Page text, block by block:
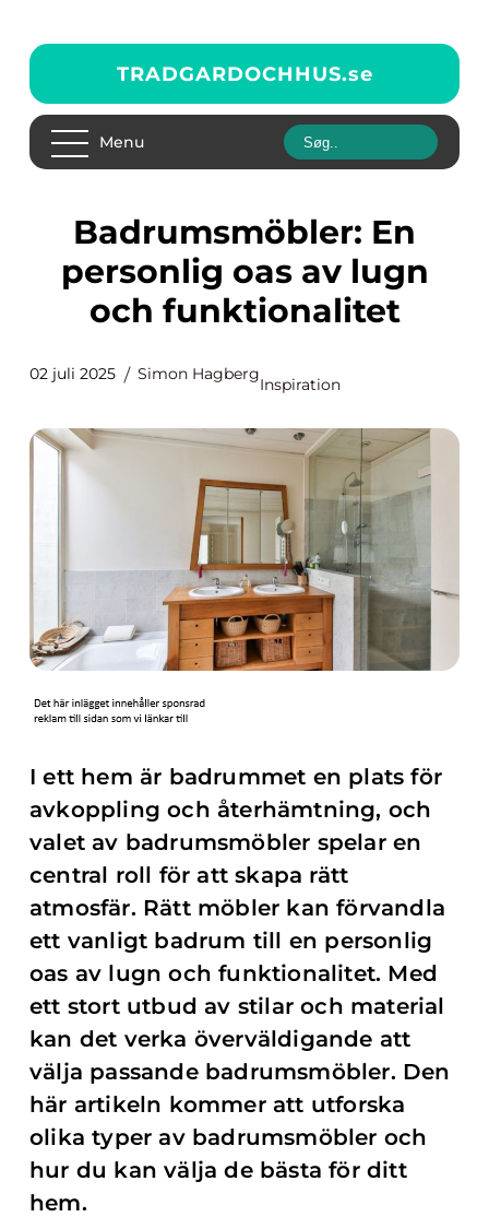
TRADGARDOCHHUS.se
Menu
Badrumsmöbler: En
personlig oas av lugn
och funktionalitet
02 juli 2025 Simon Hagberg
Inspiration
I ett hem är badrummet en plats för
avkoppling och återhämtning, och
valet av badrumsmöbler spelar en
central roll för att skapa rätt
atmosfär. Rätt möbler kan förvandla
ett vanligt badrum till en personlig
oas av lugn och funktionalitet. Med
ett stort utbud av stilar och material
kan det verka överväldigande att
välja passande badrumsmöbler. Den
här artikeln kommer att utforska
olika typer av badrumsmöbler och
hur du kan välja de bästa för ditt
hem.